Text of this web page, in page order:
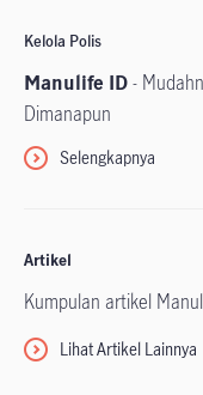
Kelola Polis
Manulife ID-
Dimanapun
Selengkapnya
Artikel
Kumpulan artikel
Lihat Artikel Lainnya